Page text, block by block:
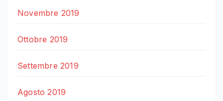
Novembre 2019
Ottobre 2019
Settembre 2019
Agosto 2019